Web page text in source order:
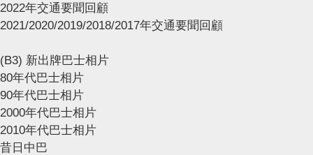
2022年交通要聞回顧
2021/2020/2019/2018/2017年交通要聞回顧
(B3) 新出牌巴士相片
80年代巴士相片
90年代巴士相片
2000年代巴士相片
2010年代巴士相片
昔日中巴